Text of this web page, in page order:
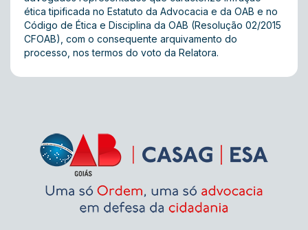
ética tipificada no Estatuto da Advocacia e da OAB e no
Código de Ética e Disciplina da OAB (Resolução 02/2015
CFOAB), com o consequente arquivamento do
processo, nos termos do voto da Relatora.